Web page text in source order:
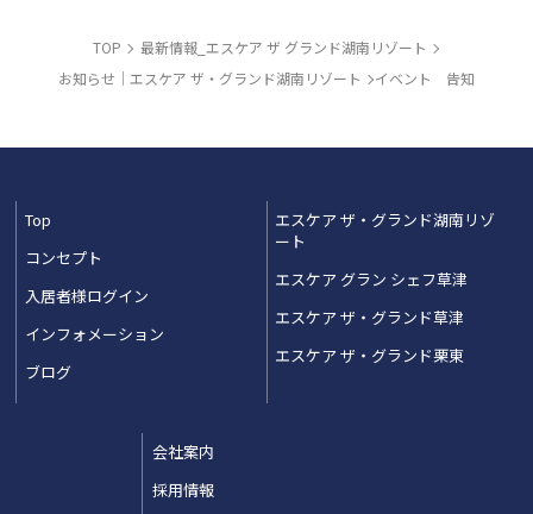
TOP
最新情報_エスケア ザ グランド湖南リゾート
お知らせ｜エスケア ザ・グランド湖南リゾート
イベント 告知
Top
コンセプト
入居者様ログイン
インフォメーション
ブログ
エスケア ザ・グランド湖南リゾ
ート
エスケア グラン シェフ草津
エスケア ザ・グランド草津
エスケア ザ・グランド栗東
会社案内
採用情報